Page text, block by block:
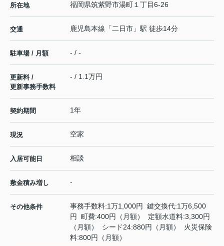
所在地 福岡県筑紫野市湯町 １丁目6-26
交通 鹿児島本線 「 二日市 」駅 徒歩14分
駐車場 / 月額 - / -
更新料 /
更新事務手数料
- / 1.1万円
契約期間 1年
現況 空家
入居可能日 相談
敷金積み増し -
その他条件
事務手数料:1万1,000円 鍵交換代:1万6,500
円 町費:400円（月額） 定額水道料:3,300円
（月額） シード24:880円（月額） 火災保険
料:800円（月額）